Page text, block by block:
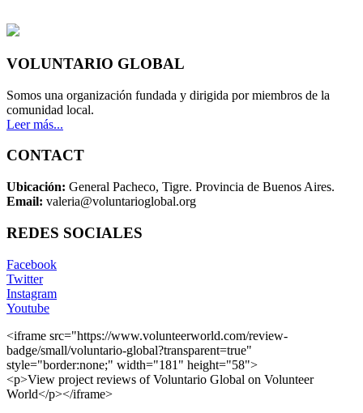
VOLUNTARIO GLOBAL
Somos una organización fundada y dirigida por miembros de la
comunidad local.
Leer más...
CONTACT
Ubicación: General Pacheco, Tigre. Provincia de Buenos Aires.
Email: valeria@voluntarioglobal.org
REDES SOCIALES
Facebook
Twitter
Instagram
Youtube
<iframe src="https://www.volunteerworld.com/review-
badge/small/voluntario-global?transparent=true"
style="border:none;" width="181" height="58">
<p>View project reviews of Voluntario Global on Volunteer
World</p></iframe>